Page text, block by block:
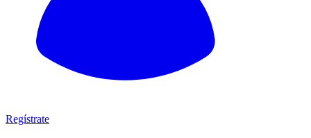
Regístrate